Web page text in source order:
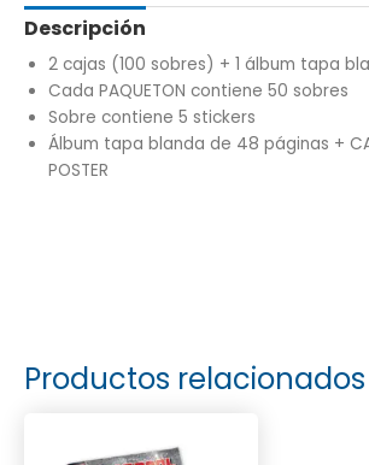
Descripción
2 cajas (100 sobres) + 1 álbum tapa
Cada PAQUETON contiene 50 sobres
Sobre contiene 5 stickers
Álbum tapa blanda de 48 páginas +
POSTER
Productos relacionados